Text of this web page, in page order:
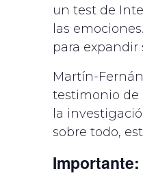
un test de
las
para
Martín-
testimonio de
la
sobre todo,
Importante: